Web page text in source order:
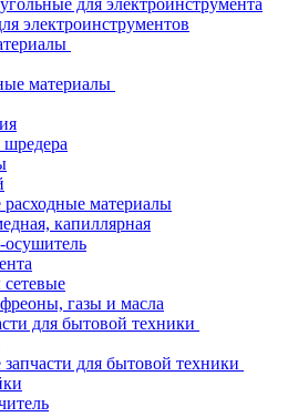
для электроинструмента
электроинструментов
материалы
материалы
капиллярная
газы и масла
для бытовой техники
для бытовой техники